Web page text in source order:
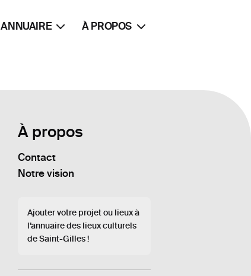
ANNUAIRE À PROPOS
À propos
Contact
Notre vision
Ajouter votre projet ou lieux à
l’annuaire des lieux culturels
de Saint-Gilles !